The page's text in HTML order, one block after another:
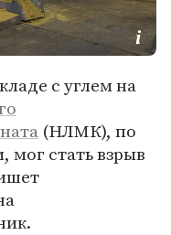
с углем на
(НЛМК), по
стать взрыв